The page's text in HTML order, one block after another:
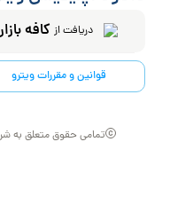
دریافت از کافه بازار
قوانین و مقررات ویترو
تمامی حقوق متعلق